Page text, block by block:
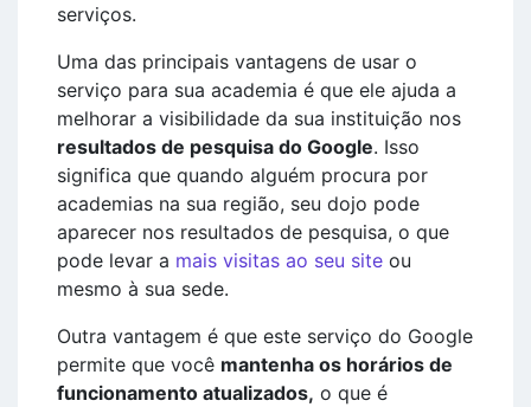
serviços.
Uma das principais vantagens de usar o
serviço para sua academia é que ele ajuda a
melhorar a visibilidade da sua instituição nos
resultados de pesquisa do Google. Isso
significa que quando alguém procura por
academias na sua região, seu dojo pode
aparecer nos resultados de pesquisa, o que
pode levar a mais visitas ao seu site ou
mesmo à sua sede.
Outra vantagem é que este serviço do Google
permite que você mantenha os horários de
funcionamento atualizados, o que é